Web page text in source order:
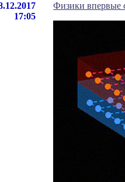
17:05
Физики впервые